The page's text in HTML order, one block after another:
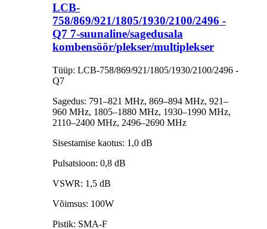
LCB-
758/869/921/1805/1930/2100/2496 -
Q7 7-suunaline/sagedusala
kombensöör/plekser/multiplekser
Tüüp: LCB-758/869/921/1805/1930/2100/2496 -
Q7
Sagedus: 791–821 MHz, 869–894 MHz, 921–
960 MHz, 1805–1880 MHz, 1930–1990 MHz,
2110–2400 MHz, 2496–2690 MHz
Sisestamise kaotus: 1,0 dB
Pulsatsioon: 0,8 dB
VSWR: 1,5 dB
Võimsus: 100W
Pistik: SMA-F